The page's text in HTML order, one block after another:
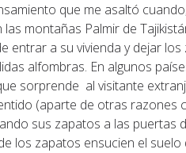
que me asaltó
montañas Palmir de
a su vivienda y dejar los
alfombras. En algunos
sorprende al visitante
(aparte de otras razones
sus zapatos a las puertas
los zapatos ensucien el suelo